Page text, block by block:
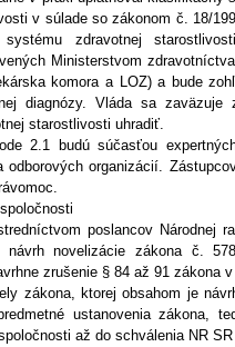
v súlade so zákonom č. 18/
zdravotnej
Ministerstvom
komora a LOZ) a bude
diagnózy. Vláda sa zaväzuje
starostlivosti uhradiť.
2.1 budú súčasťou
organizácií.
poslancov Národnej
návrh novelizácie zákona č.
zrušenie § 84 až 91 zákona
zákona, ktorej obsahom je
ustanovenia zákona,
až do schválenia NR